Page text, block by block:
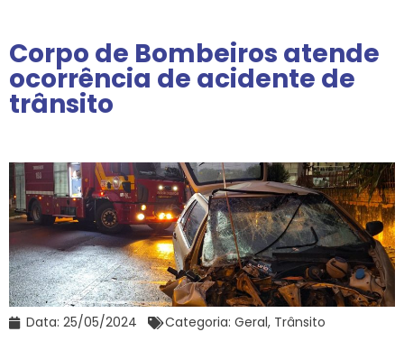
Corpo de Bombeiros atende
ocorrência de acidente de
trânsito
Data: 25/05/2024 Categoria: Geral, Trânsito